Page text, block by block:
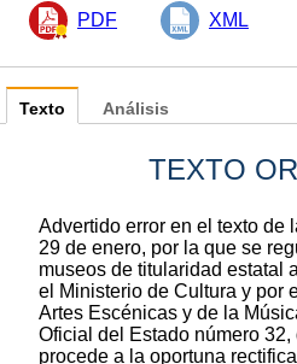
PDF XML
Texto
TEXTO
Advertido error en el texto de
29 de enero, por la que se
museos de titularidad estatal
el Ministerio de Cultura y por
Artes Escénicas y de la
Oficial del Estado número
procede a la oportuna
Análisis